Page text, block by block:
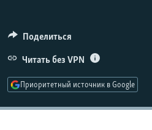
ПОДПИШИТЕСЬ НА РАССЫЛКУ
СОЦИАЛЬНЫЕ СЕТИ
Поделиться
Читать без VPN
Приоритетный источник в Google